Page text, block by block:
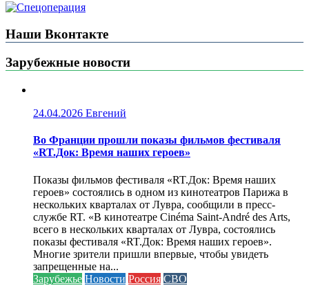
Наши Вконтакте
Зарубежные новости
24.04.2026 Евгений
Во Франции прошли показы фильмов фестиваля
«RT.Док: Время наших героев»
Показы фильмов фестиваля «RT.Док: Время наших
героев» состоялись в одном из кинотеатров Парижа в
нескольких кварталах от Лувра, сообщили в пресс-
службе RT. «В кинотеатре Cinéma Saint-André des Arts,
всего в нескольких кварталах от Лувра, состоялись
показы фестиваля «RT.Док: Время наших героев».
Многие зрители пришли впервые, чтобы увидеть
запрещенные на...
Зарубежье Новости Россия СВО